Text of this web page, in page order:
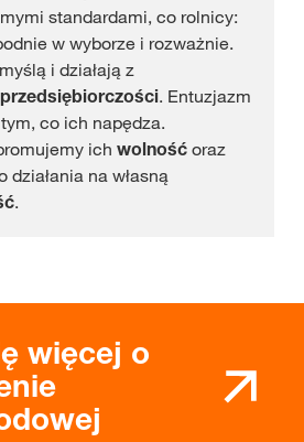
standardami, co rolnicy:
w wyborze i rozważnie.
i działają z
. Entuzjazm
co ich napędza.
ich wolność oraz
na własną
.
więcej o